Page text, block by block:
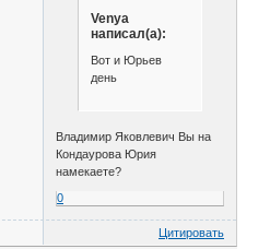
Venya
написал(а):
Вот и Юрьев
день
Владимир Яковлевич Вы на
Кондаурова Юрия
намекаете?
0
Цитировать